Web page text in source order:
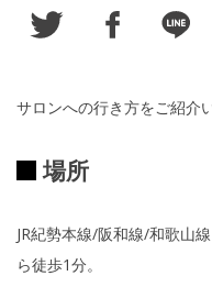
サロンへの行き方をご紹介
場所
JR紀勢本線/阪和線/和歌山
ら徒歩1分。